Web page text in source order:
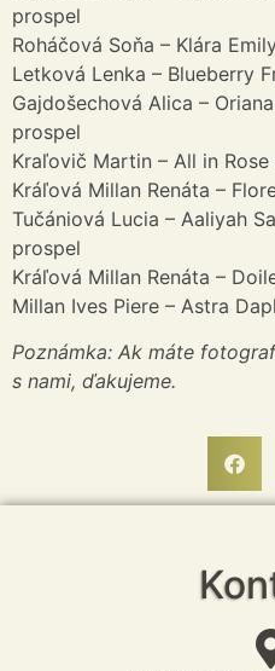
prospel
Roháčová Soňa – Klára
Letková Lenka – Blueberry
Gajdošechová Alica –
prospel
Kraľovič Martin – All in
Kráľová Millan Renáta –
Tučániová Lucia – Aaliyah
prospel
Kráľová Millan Renáta –
Millan Ives Piere – Astra
Poznámka: Ak máte
s nami, ďakujeme.